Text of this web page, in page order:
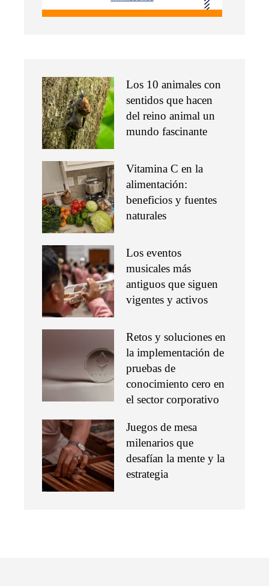
Los 10 animales con
sentidos que hacen
del reino animal un
mundo fascinante
Vitamina C en la
alimentación:
beneficios y fuentes
naturales
Los eventos
musicales más
antiguos que siguen
vigentes y activos
Retos y soluciones en
la implementación de
pruebas de
conocimiento cero en
el sector corporativo
Juegos de mesa
milenarios que
desafían la mente y la
estrategia